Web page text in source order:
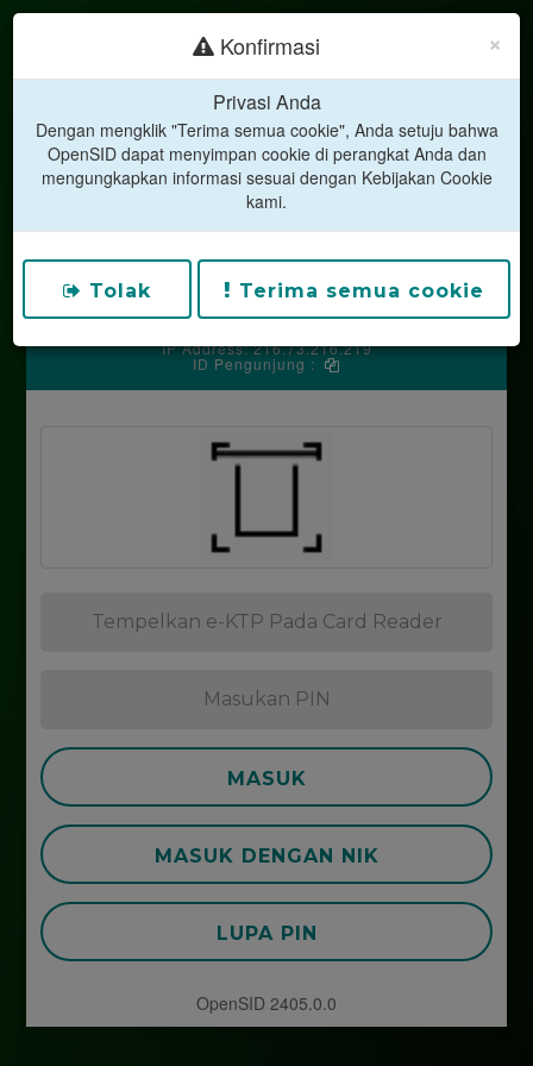
LAYANAN MANDIRI
DESA TIHINGAN
Kecamatan Banjarangkan
Kodepos 80752
Silakan hubungi operator desa untuk mendapatkan kode
PIN anda.
IP Address: 216.73.216.219
ID Pengunjung :
MASUK
MASUK DENGAN NIK
LUPA PIN
OpenSID 2405.0.0
×
Konfirmasi
Privasi Anda
Dengan mengklik "Terima semua cookie", Anda setuju bahwa
OpenSID dapat menyimpan cookie di perangkat Anda dan
mengungkapkan informasi sesuai dengan Kebijakan Cookie
kami.
Tolak Terima semua cookie